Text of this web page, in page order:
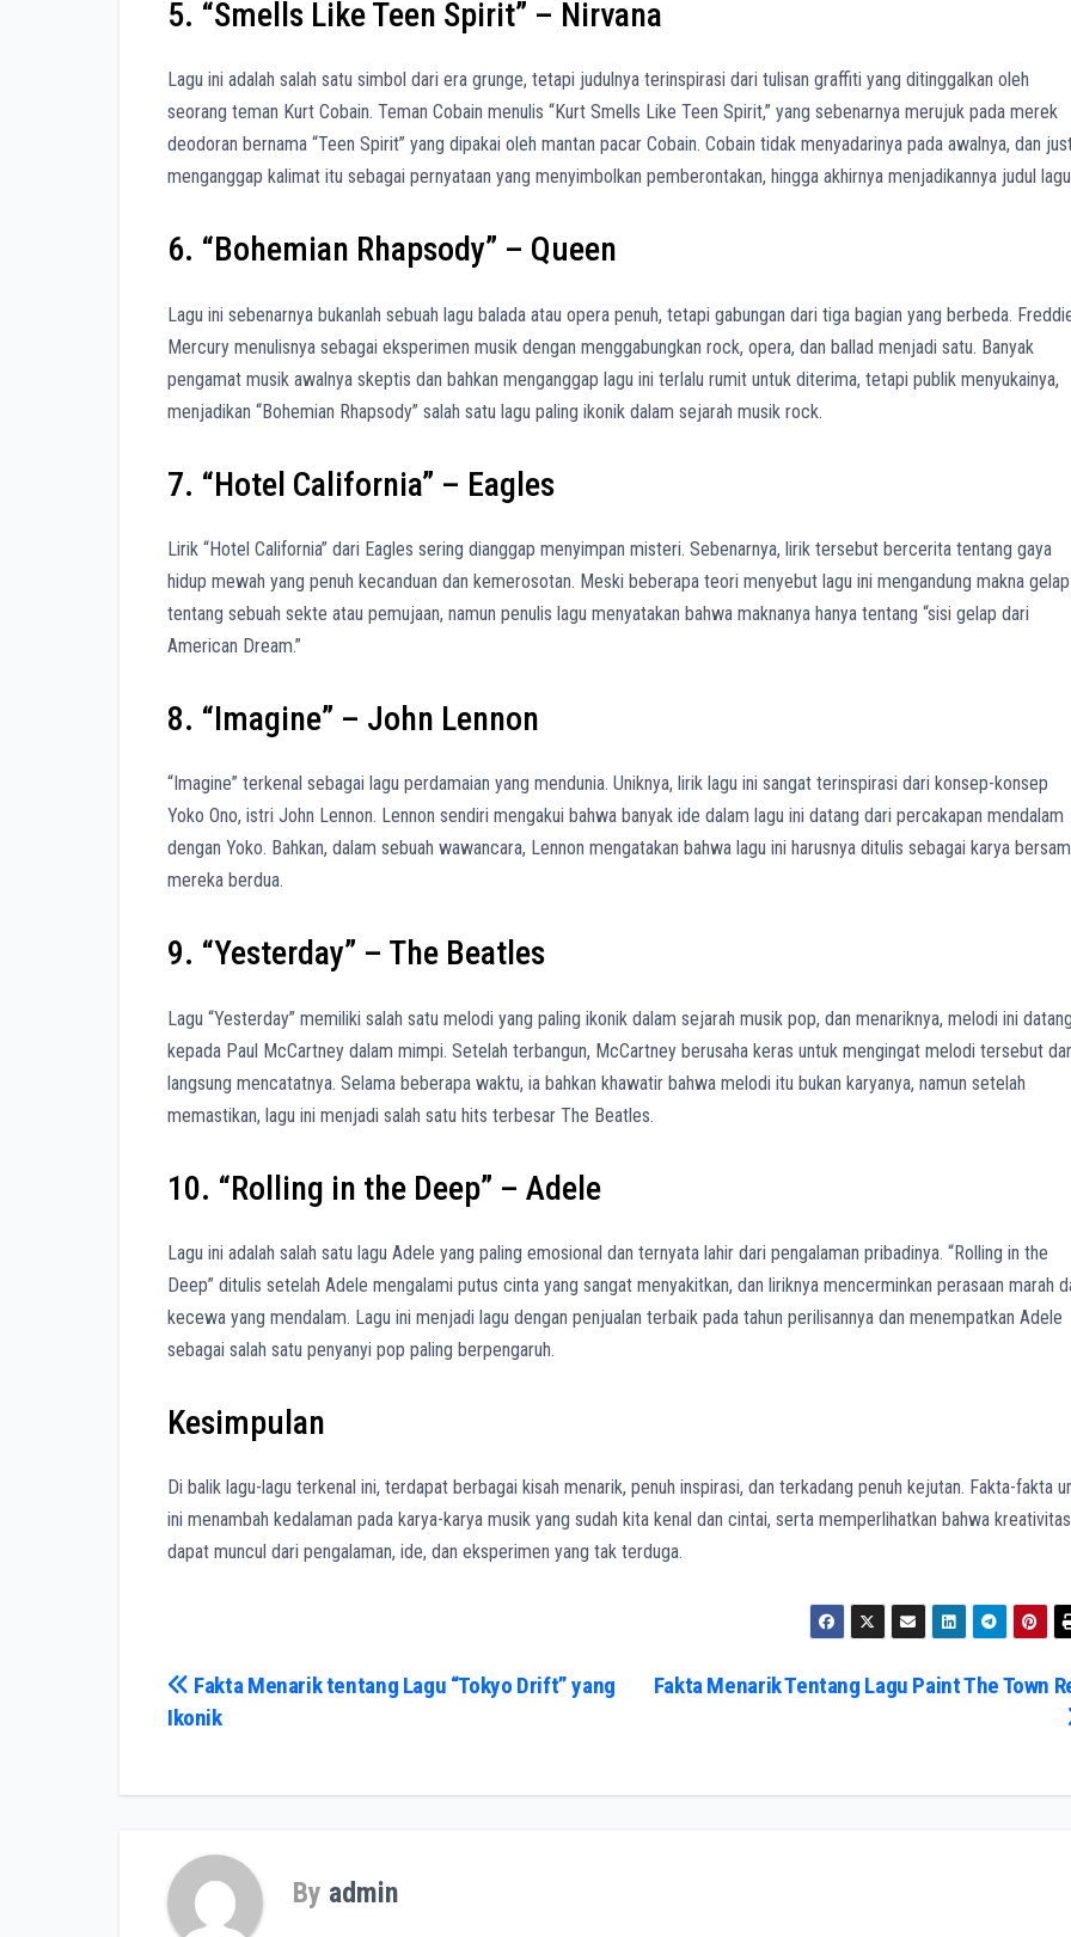
5. “Smells Like Teen Spirit” – Nirvana
Lagu ini adalah salah satu simbol dari era grunge, tetapi judulnya terinspirasi dari tulisan graffiti yang ditinggalkan oleh
seorang teman Kurt Cobain. Teman Cobain menulis “Kurt Smells Like Teen Spirit,” yang sebenarnya merujuk pada merek
deodoran bernama “Teen Spirit” yang dipakai oleh mantan pacar Cobain. Cobain tidak menyadarinya pada awalnya, dan
menganggap kalimat itu sebagai pernyataan yang menyimbolkan pemberontakan, hingga akhirnya menjadikannya judul
6. “Bohemian Rhapsody” – Queen
Lagu ini sebenarnya bukanlah sebuah lagu balada atau opera penuh, tetapi gabungan dari tiga bagian yang berbeda.
Mercury menulisnya sebagai eksperimen musik dengan menggabungkan rock, opera, dan ballad menjadi satu. Banyak
pengamat musik awalnya skeptis dan bahkan menganggap lagu ini terlalu rumit untuk diterima, tetapi publik menyukainya,
menjadikan “Bohemian Rhapsody” salah satu lagu paling ikonik dalam sejarah musik rock.
7. “Hotel California” – Eagles
Lirik “Hotel California” dari Eagles sering dianggap menyimpan misteri. Sebenarnya, lirik tersebut bercerita tentang gaya
hidup mewah yang penuh kecanduan dan kemerosotan. Meski beberapa teori menyebut lagu ini mengandung makna gelap
tentang sebuah sekte atau pemujaan, namun penulis lagu menyatakan bahwa maknanya hanya tentang “sisi gelap dari
American Dream.”
8. “Imagine” – John Lennon
“Imagine” terkenal sebagai lagu perdamaian yang mendunia. Uniknya, lirik lagu ini sangat terinspirasi dari konsep-konsep
Yoko Ono, istri John Lennon. Lennon sendiri mengakui bahwa banyak ide dalam lagu ini datang dari percakapan mendalam
dengan Yoko. Bahkan, dalam sebuah wawancara, Lennon mengatakan bahwa lagu ini harusnya ditulis sebagai karya
mereka berdua.
9. “Yesterday” – The Beatles
Lagu “Yesterday” memiliki salah satu melodi yang paling ikonik dalam sejarah musik pop, dan menariknya, melodi ini
kepada Paul McCartney dalam mimpi. Setelah terbangun, McCartney berusaha keras untuk mengingat melodi tersebut
langsung mencatatnya. Selama beberapa waktu, ia bahkan khawatir bahwa melodi itu bukan karyanya, namun setelah
memastikan, lagu ini menjadi salah satu hits terbesar The Beatles.
10. “Rolling in the Deep” – Adele
Lagu ini adalah salah satu lagu Adele yang paling emosional dan ternyata lahir dari pengalaman pribadinya. “Rolling in the
Deep” ditulis setelah Adele mengalami putus cinta yang sangat menyakitkan, dan liriknya mencerminkan perasaan marah
kecewa yang mendalam. Lagu ini menjadi lagu dengan penjualan terbaik pada tahun perilisannya dan menempatkan Adele
sebagai salah satu penyanyi pop paling berpengaruh.
Kesimpulan
Di balik lagu-lagu terkenal ini, terdapat berbagai kisah menarik, penuh inspirasi, dan terkadang penuh kejutan. Fakta-fakta
ini menambah kedalaman pada karya-karya musik yang sudah kita kenal dan cintai, serta memperlihatkan bahwa kreativitas
dapat muncul dari pengalaman, ide, dan eksperimen yang tak terduga.
Post
Fakta Menarik Tentang Lagu Paint The Town
Fakta Menarik tentang Lagu “Tokyo Drift” yang
Ikonik
By admin